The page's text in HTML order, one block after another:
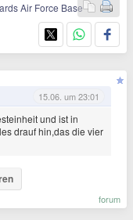
Air Force Base
15.06. um 23:01
und ist in
drauf hin,das die vier
forum